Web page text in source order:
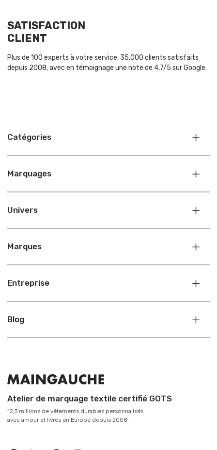
SATISFACTION
CLIENT
Plus de 100 experts à votre service, 35,000 clients satisfaits
depuis 2008, avec en témoignage une note de 4,7/5 sur Google.
Catégories
Marquages
Univers
Marques
Entreprise
Blog
Atelier de marquage textile certifié GOTS
12,3 millions de vêtements durables personnalisés
avec amour et livrés en Europe depuis 2008.